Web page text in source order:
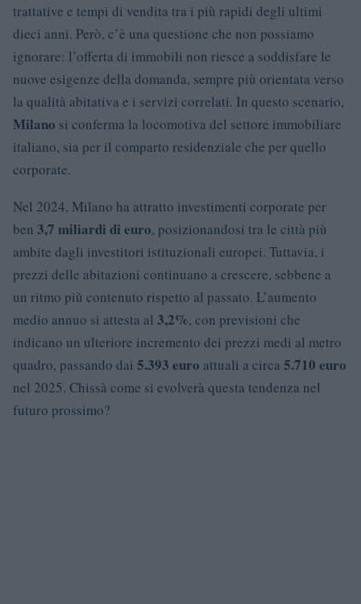
trattative e tempi di vendita tra i più rapidi degli ultimi
dieci anni. Però, c’è una questione che non possiamo
ignorare: l’offerta di immobili non riesce a soddisfare le
nuove esigenze della domanda, sempre più orientata verso
la qualità abitativa e i servizi correlati. In questo scenario,
Milano si conferma la locomotiva del settore immobiliare
italiano, sia per il comparto residenziale che per quello
corporate.
Nel 2024, Milano ha attratto investimenti corporate per
ben 3,7 miliardi di euro, posizionandosi tra le città più
ambite dagli investitori istituzionali europei. Tuttavia, i
prezzi delle abitazioni continuano a crescere, sebbene a
un ritmo più contenuto rispetto al passato. L’aumento
medio annuo si attesta al 3,2%, con previsioni che
indicano un ulteriore incremento dei prezzi medi al metro
quadro, passando dai 5.393 euro attuali a circa 5.710 euro
nel 2025. Chissà come si evolverà questa tendenza nel
futuro prossimo?